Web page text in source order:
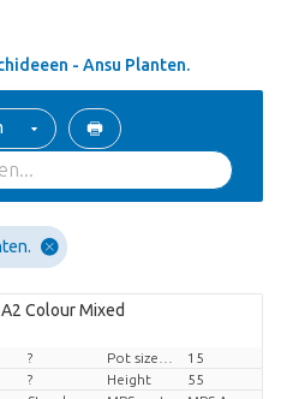
- Ansu Planten.
Colour Mixed
stuk
?
15
? Height
55